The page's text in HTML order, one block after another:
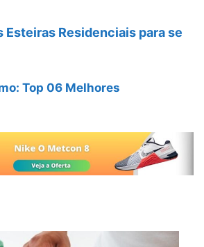
Esteiras Residenciais para se
Top 06 Melhores